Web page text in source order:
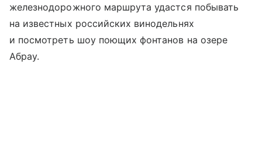
железнодорожного маршрута удастся побывать
на известных российских винодельнях
и посмотреть шоу поющих фонтанов на озере
Абрау.